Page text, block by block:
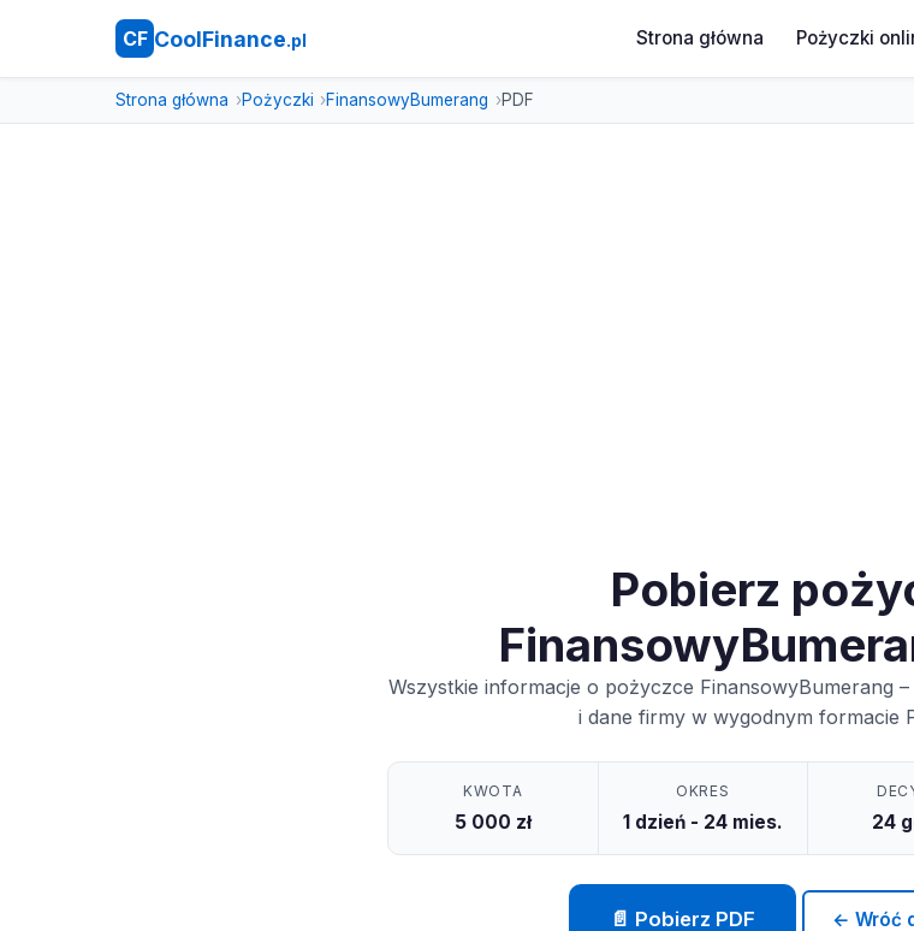
CF CoolFinance.pl Strona główna Pożyczki
Strona główna Pożyczki FinansowyBumerang PDF
Pobierz
Wszystkie informacje o pożyczce FinansowyBumerang
i dane firmy w wygodnym formacie
KWOTA
5 000 zł
OKRES
1 dzień - 24 mies. 24
📄 Pobierz PDF ← Wróć